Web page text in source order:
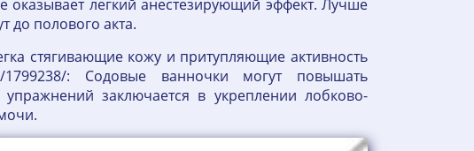
легкий анестезирующий эффект. Лучше
до полового акта.
стягивающие кожу и притупляющие активность
: Содовые ванночки могут повышать
заключается в укреплении лобково-